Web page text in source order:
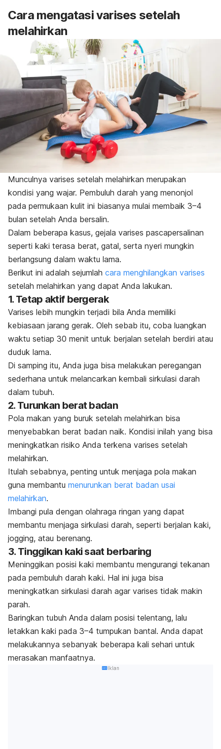
Cara mengatasi varises setelah
melahirkan
Munculnya varises setelah melahirkan merupakan
kondisi yang wajar. Pembuluh darah yang menonjol
pada permukaan kulit ini biasanya mulai membaik 3–4
bulan setelah Anda bersalin.
Dalam beberapa kasus, gejala varises pascapersalinan
seperti kaki terasa berat, gatal, serta nyeri mungkin
berlangsung dalam waktu lama.
Berikut ini adalah sejumlah cara menghilangkan varises
setelah melahirkan yang dapat Anda lakukan.
1. Tetap aktif bergerak
Varises lebih mungkin terjadi bila Anda memiliki
kebiasaan jarang gerak. Oleh sebab itu, coba luangkan
waktu setiap 30 menit untuk berjalan setelah berdiri atau
duduk lama.
Di samping itu, Anda juga bisa melakukan peregangan
sederhana untuk melancarkan kembali sirkulasi darah
dalam tubuh.
2. Turunkan berat badan
Pola makan yang buruk setelah melahirkan bisa
menyebabkan berat badan naik. Kondisi inilah yang bisa
meningkatkan risiko Anda terkena varises setelah
melahirkan.
Itulah sebabnya, penting untuk menjaga pola makan
guna membantu menurunkan berat badan usai
melahirkan.
Imbangi pula dengan olahraga ringan yang dapat
membantu menjaga sirkulasi darah, seperti berjalan kaki,
jogging, atau berenang.
3. Tinggikan kaki saat berbaring
Meninggikan posisi kaki membantu mengurangi tekanan
pada pembuluh darah kaki. Hal ini juga bisa
meningkatkan sirkulasi darah agar varises tidak makin
parah.
Baringkan tubuh Anda dalam posisi telentang, lalu
letakkan kaki pada 3–4 tumpukan bantal. Anda dapat
melakukannya sebanyak beberapa kali sehari untuk
merasakan manfaatnya.
Iklan